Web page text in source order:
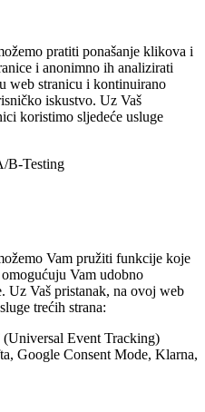
pratiti ponašanje klikova i
i anonimno ih analizirati
web stranicu i kontinuirano
iskustvo. Uz Vaš
koristimo sljedeće usluge
B-Testing
Vam pružiti funkcije koje
Vam udobno
Uz Vaš pristanak, na ovoj web
trećih strana:
Event Tracking)
Google Consent Mode, Klarna,